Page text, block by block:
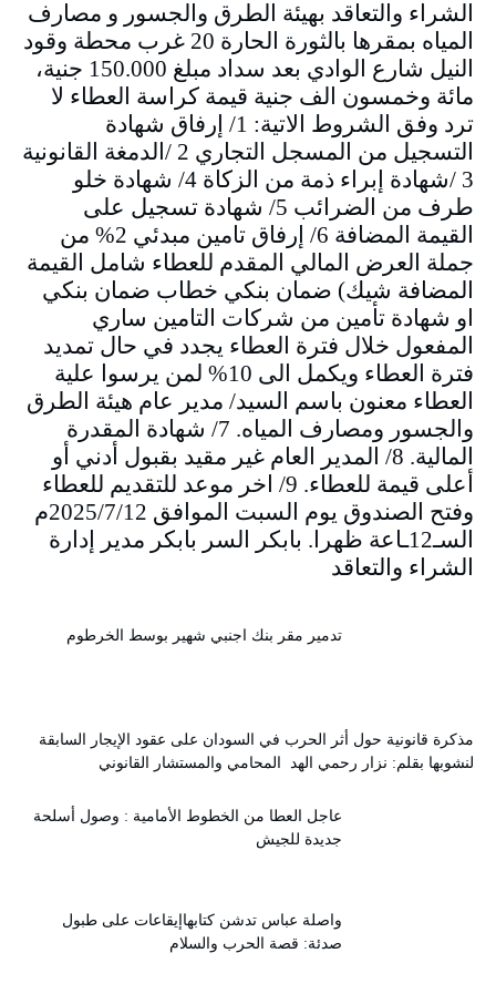
الشراء والتعاقد بهيئة الطرق والجسور و مصارف
المياه بمقرها بالثورة الحارة 20 غرب محطة وقود
النيل شارع الوادي بعد سداد مبلغ 150.000 جنية،
مائة وخمسون الف جنية قيمة كراسة العطاء لا
ترد وفق الشروط الاتية: 1/ إرفاق شهادة
التسجيل من المسجل التجاري 2 /الدمغة القانونية
3 /شهادة إبراء ذمة من الزكاة 4/ شهادة خلو
طرف من الضرائب 5/ شهادة تسجيل على
القيمة المضافة 6/ إرفاق تامين مبدئي 2% من
جملة العرض المالي المقدم للعطاء شامل القيمة
المضافة شيك) ضمان بنكي خطاب ضمان بنكي
او شهادة تأمين من شركات التامين ساري
المفعول خلال فترة العطاء يجدد في حال تمديد
فترة العطاء ويكمل الى 10% لمن يرسوا علية
العطاء معنون باسم السيد/ مدير عام هيئة الطرق
والجسور ومصارف المياه. 7/ شهادة المقدرة
المالية. 8/ المدير العام غير مقيد بقبول أدني أو
أعلى قيمة للعطاء. 9/ اخر موعد للتقديم للعطاء
وفتح الصندوق يوم السبت الموافق 2025/7/12م
السـ12ـاعة ظهرا. بابكر السر بابكر مدير إدارة
الشراء والتعاقد
تدمير مقر بنك اجنبي شهير بوسط الخرطوم
مذكرة قانونية حول أثر الحرب في السودان على عقود الإيجار السابقة
لنشوبها بقلم: نزار رحمي الهد المحامي والمستشار القانوني
عاجل العطا من الخطوط الأمامية : وصول أسلحة
جديدة للجيش
واصلة عباس تدشن كتابهاإيقاعات على طبول
صدئة: قصة الحرب والسلام